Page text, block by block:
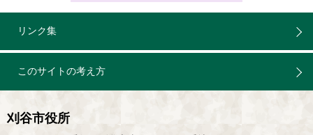
リンク集
このサイトの考え方
刈谷市役所